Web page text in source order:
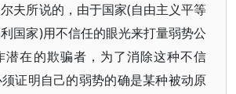
夫所说的，由于国家(自由主义平等
国家)用不信任的眼光来打量弱势公
潜在的欺骗者，为了消除这种不信
证明自己的弱势的确是某种被动原